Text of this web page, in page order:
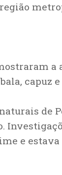
a
capuz e
de
e